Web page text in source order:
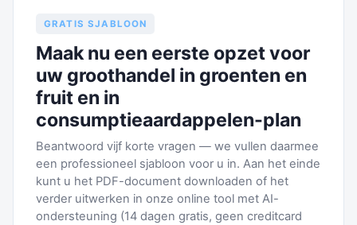
GRATIS SJABLOON
Maak nu een eerste opzet voor
uw groothandel in groenten en
fruit en in
consumptieaardappelen-plan
Beantwoord vijf korte vragen — we vullen daarmee
een professioneel sjabloon voor u in. Aan het einde
kunt u het PDF-document downloaden of het
verder uitwerken in onze online tool met AI-
ondersteuning (14 dagen gratis, geen creditcard